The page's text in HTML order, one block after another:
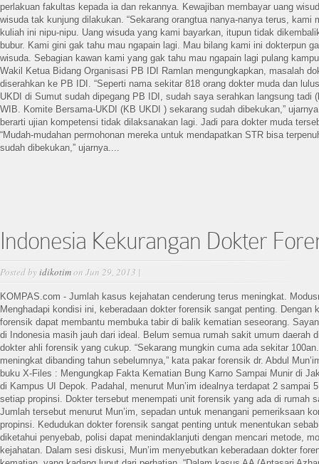
perlakuan fakultas kepada ia dan rekannya. Kewajiban membayar uang
wisuda tak kunjung dilakukan. “Sekarang orangtua nanya-nanya terus, kami
kuliah ini nipu-nipu. Uang wisuda yang kami bayarkan, itupun tidak
bubur. Kami gini gak tahu mau ngapain lagi. Mau bilang kami ini dokterpun
wisuda. Sebagian kawan kami yang gak tahu mau ngapain lagi pulang
Wakil Ketua Bidang Organisasi PB IDI Ramlan mengungkapkan, masalah
diserahkan ke PB IDI. “Seperti nama sekitar 818 orang dokter muda dan
UKDI di Sumut sudah dipegang PB IDI, sudah saya serahkan langsung tadi
WIB. Komite Bersama-UKDI (KB UKDI ) sekarang sudah dibekukan,”
berarti ujian kompetensi tidak dilaksanakan lagi. Jadi para dokter muda
“Mudah-mudahan permohonan mereka untuk mendapatkan STR bisa
sudah dibekukan,” ujarnya....
Indonesia Kekurangan Dokter
Posted byidikotimon Jun 29, 2013 |
KOMPAS.com - Jumlah kasus kejahatan cenderung terus meningkat.
Menghadapi kondisi ini, keberadaan dokter forensik sangat penting. Dengan
forensik dapat membantu membuka tabir di balik kematian seseorang.
di Indonesia masih jauh dari ideal. Belum semua rumah sakit umum daerah
dokter ahli forensik yang cukup. “Sekarang mungkin cuma ada sekitar
meningkat dibanding tahun sebelumnya,” kata pakar forensik dr. Abdul
buku X-Files : Mengungkap Fakta Kematian Bung Karno Sampai Munir di
di Kampus UI Depok. Padahal, menurut Mun’im idealnya terdapat 2 sampai
setiap propinsi. Dokter tersebut menempati unit forensik yang ada di rumah
Jumlah tersebut menurut Mun’im, sepadan untuk menangani pemeriksaan
propinsi. Kedudukan dokter forensik sangat penting untuk menentukan
diketahui penyebab, polisi dapat menindaklanjuti dengan mencari metode,
kejahatan. Dalam sesi diskusi, Mun’im menyebutkan keberadaan dokter